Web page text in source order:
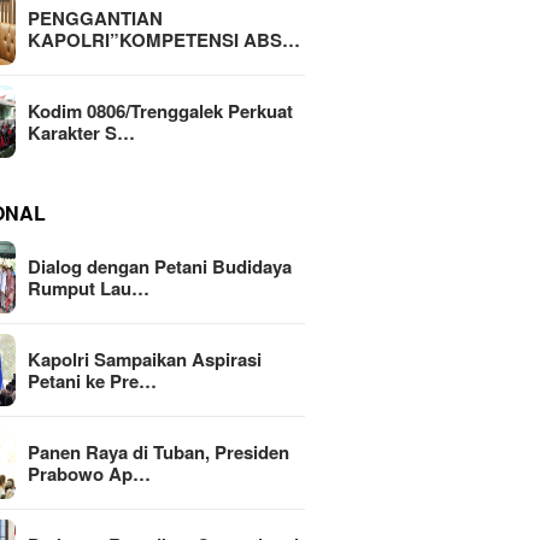
PENGGANTIAN
KAPOLRI”KOMPETENSI ABS…
Kodim 0806/Trenggalek Perkuat
Karakter S…
Dialog dengan Petani Budidaya
Rumput Lau…
Kapolri Sampaikan Aspirasi
Petani ke Pre…
Panen Raya di Tuban, Presiden
Prabowo Ap…